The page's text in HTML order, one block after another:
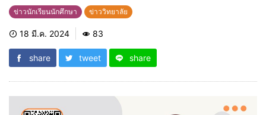
ข่าวนักเรียนนักศึกษา ข่าววิทยาลัย
18 มี.ค. 2024 83
share tweet share